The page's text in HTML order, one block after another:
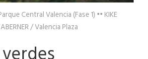
Central Valencia (Fase 1) •• KIKE
/ Valencia Plaza